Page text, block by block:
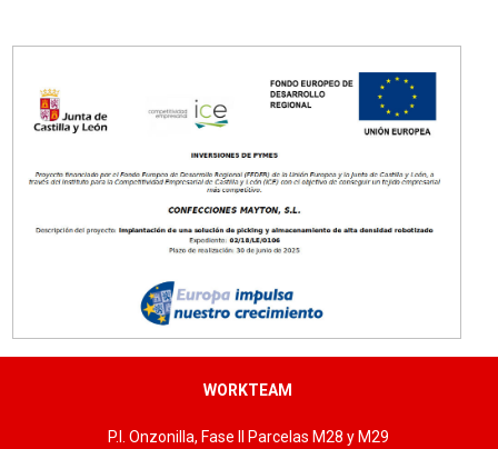
WORKTEAM
P.I. Onzonilla, Fase II Parcelas M28 y M29